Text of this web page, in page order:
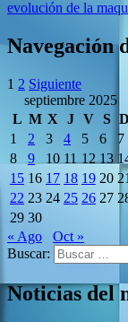
evolución de la
Navegación
1 2 Siguiente
septiembre 2025
L M X J V S D
1
2 3 4 5 6
7
8
9 10 11 12 13
15 16 17 18 19 20 21
22 23 24 25 26 27
29 30
« Ago
Oct »
Buscar:
Noticias del